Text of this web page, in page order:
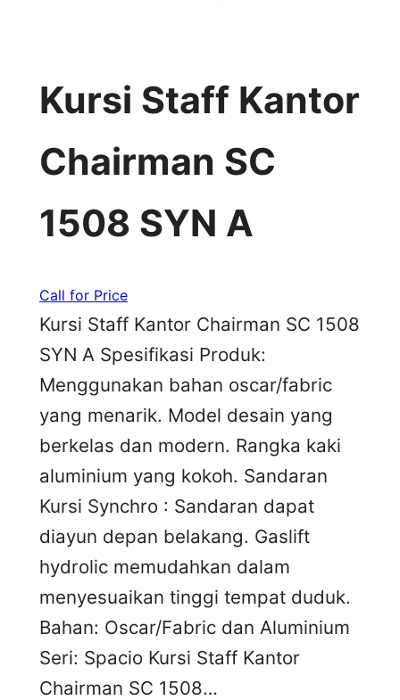
Kursi Staff Kantor
Chairman SC
1508 SYN A
Call for Price
Kursi Staff Kantor Chairman SC 1508
SYN A Spesifikasi Produk:
Menggunakan bahan oscar/fabric
yang menarik. Model desain yang
berkelas dan modern. Rangka kaki
aluminium yang kokoh. Sandaran
Kursi Synchro : Sandaran dapat
diayun depan belakang. Gaslift
hydrolic memudahkan dalam
menyesuaikan tinggi tempat duduk.
Bahan: Oscar/Fabric dan Aluminium
Seri: Spacio Kursi Staff Kantor
Chairman SC 1508…